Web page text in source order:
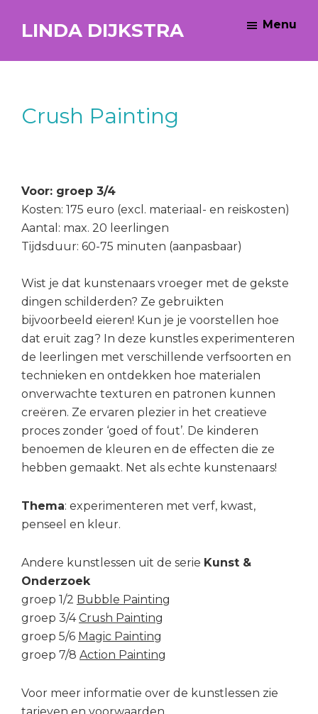
content
sidebar
LINDA DIJKSTRA Menu
Crush Painting
Voor: groep 3/4
Kosten: 175 euro (excl. materiaal- en reiskosten)
Aantal: max. 20 leerlingen
Tijdsduur: 60-75 minuten (aanpasbaar)
Wist je dat kunstenaars vroeger met de gekste
dingen schilderden? Ze gebruikten
bijvoorbeeld eieren! Kun je je voorstellen hoe
dat eruit zag? In deze kunstles experimenteren
de leerlingen met verschillende verfsoorten en
technieken en ontdekken hoe materialen
onverwachte texturen en patronen kunnen
creëren. Ze ervaren plezier in het creatieve
proces zonder ‘goed of fout’. De kinderen
benoemen de kleuren en de effecten die ze
hebben gemaakt. Net als echte kunstenaars!
Thema: experimenteren met verf, kwast,
penseel en kleur.
Andere kunstlessen uit de serie Kunst &
Onderzoek
groep 1/2 Bubble Painting
groep 3/4Crush Painting
groep 5/6 Magic Painting
groep 7/8 Action Painting
Voor meer informatie over de kunstlessen zie